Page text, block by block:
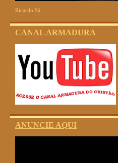
Ricardo Sá
CANAL ARMADURA
ANUNCIE AQUI